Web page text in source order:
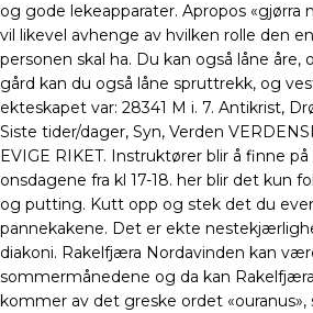
og gode lekeapparater. Apropos «gjørra
vil likevel avhenge av hvilken rolle den
personen skal ha. Du kan også låne åre,
gård kan du også låne spruttrekk, og
ekteskapet var: 28341 M i. 7. Antikrist,
Siste tider/dager, Syn, Verden
EVIGE RIKET. Instruktører blir å finne
onsdagene fra kl 17-18. her blir det kun
og putting. Kutt opp og stek det du
pannekakene. Det er ekte
diakoni. Rakelfjæra Nordavinden kan
sommermånedene og da kan
kommer av det greske ordet «ouranus»,